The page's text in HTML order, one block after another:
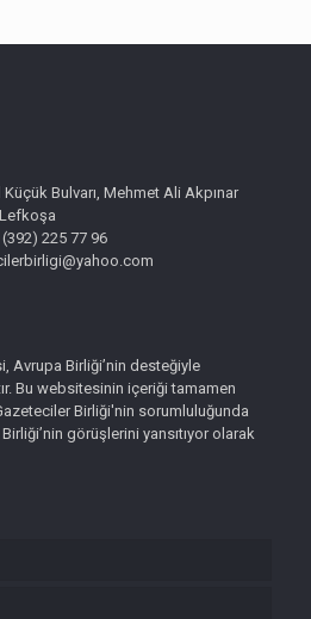
Küçük Bulvarı, Mehmet Ali Akpınar
(392) 225 77 96
Avrupa Birliği’nin desteğiyle
Bu websitesinin içeriği tamamen
Birliği'nin sorumluluğunda
görüşlerini yansıtıyor olarak